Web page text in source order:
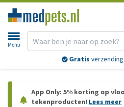
Menu
Gratis
App Only: 5% korting op
tekenproducten! Lees meer